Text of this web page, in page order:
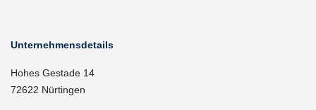
Unternehmensdetails
Hohes Gestade 14
72622 Nürtingen